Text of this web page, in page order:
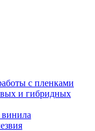
с пленками
и гибридных